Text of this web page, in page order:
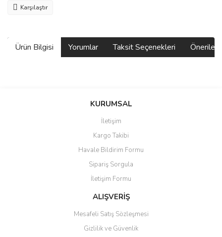
Karşılaştır
Ürün Bilgisi Yorumlar Taksit Seçenekleri
Bu ürüne ilk yorumu siz yapın!
Ürün resmi kalitesiz, bozuk veya görüntülenemiyor.
Ürün açıklamasında eksik bilgiler bulunuyor.
Ürün bilgilerinde hatalar bulunuyor.
Ürün fiyatı diğer sitelerden daha pahalı.
Bu ürüne benzer farklı alternatifler olmalı.
KURUMSAL
İletişim
Kargo Takibi
Havale Bildirim Formu
Sipariş Sorgula
İletişim Formu
ALIŞVERİŞ
Mesafeli Satış Sözleşmesi
Gizlilik ve Güvenlik